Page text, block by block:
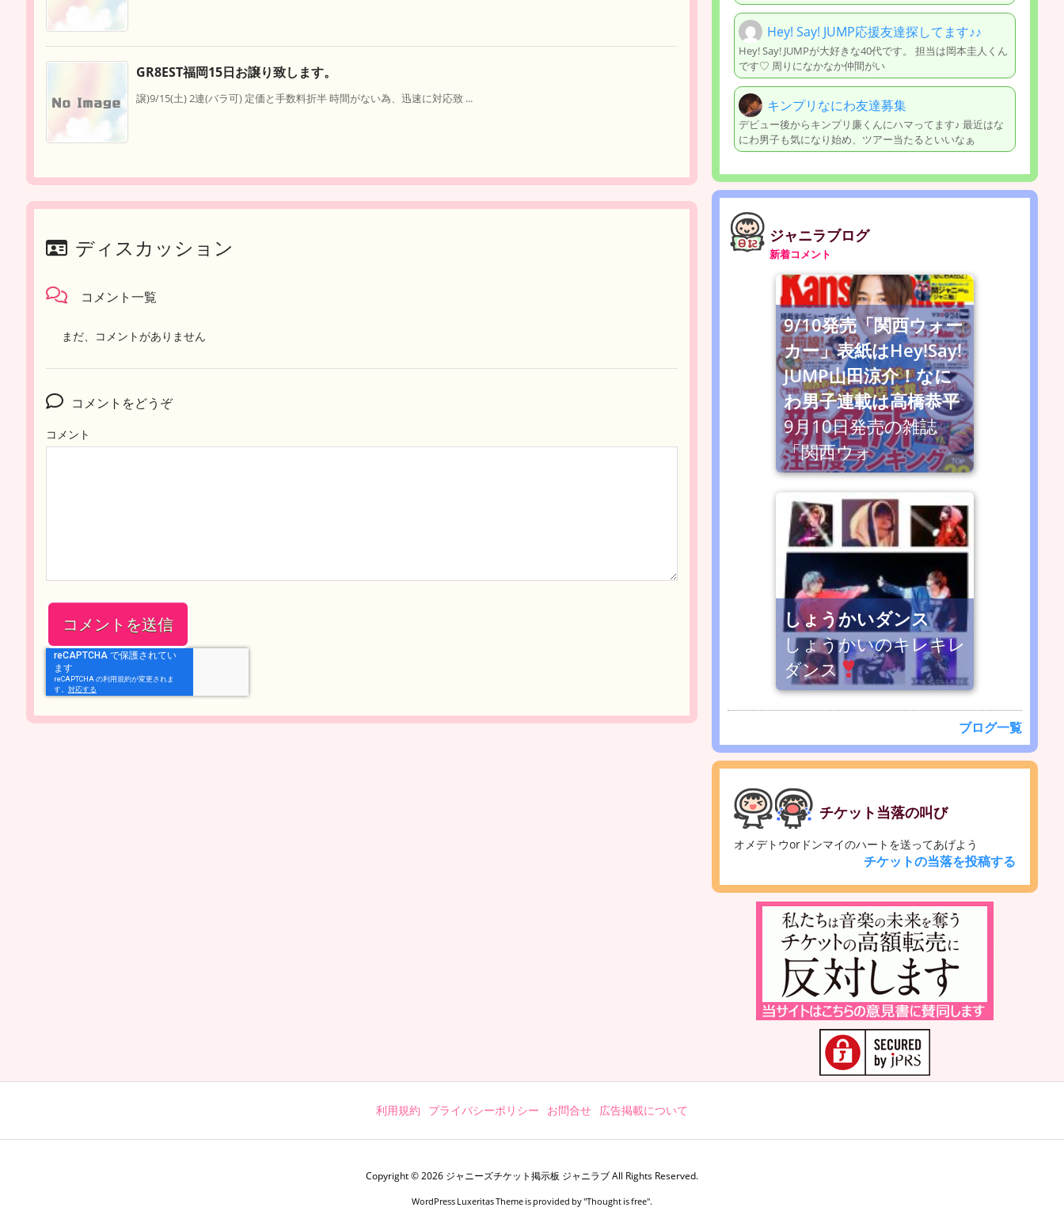
GR8EST福岡15日お譲り致します。
譲)9/15(土) 2連(バラ可) 定価と手数料折半 時間がない為、迅速に対応致 ...
ディスカッション
コメント一覧
まだ、コメントがありません
コメントをどうぞ
コメント
Hey! Say! JUMP応援友達探してます♪♪
Hey! Say! JUMPが大好きな40代です。 担当は岡本圭人くん
です♡ 周りになかなか仲間がい
キンプリなにわ友達募集
デビュー後からキンプリ廉くんにハマってます♪ 最近はな
にわ男子も気になり始め、ツアー当たるといいなぁ
ジャニラブログ
新着コメント
9/10発売「関西ウォー
カー」表紙はHey!Say!
JUMP山田涼介！なに
わ男子連載は高橋恭平
9月10日発売の雑誌
「関西ウォ
しょうかいダンス
しょうかいのキレキレ
ダンス
ブログ一覧
チケット当落の叫び
オメデトウorドンマイのハートを送ってあげよう
チケットの当落を投稿する
利用規約 プライバシーポリシー お問合せ 広告掲載について
Copyright ©2026 ジャニーズチケット掲示板 ジャニラブAll Rights Reserved.
WordPress Luxeritas Theme is provided by "Thought is free".